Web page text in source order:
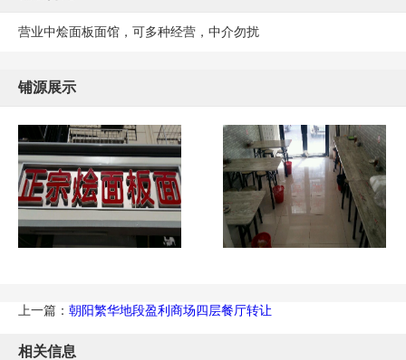
营业中烩面板面馆，可多种经营，中介勿扰
铺源展示
上一篇： 朝阳繁华地段盈利商场四层餐厅转让
相关信息